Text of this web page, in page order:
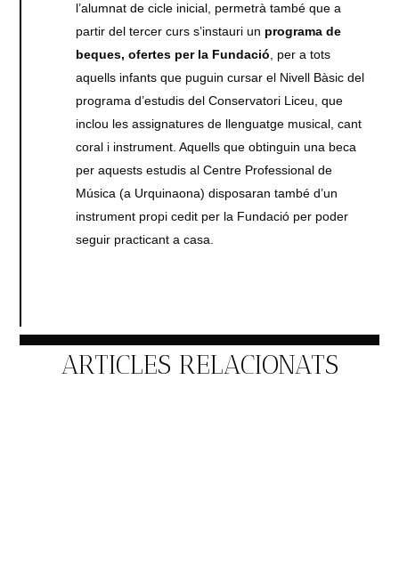
l’alumnat de cicle inicial, permetrà també que a
partir del tercer curs s’instauri un programa de
beques, ofertes per la Fundació, per a tots
aquells infants que puguin cursar el Nivell Bàsic del
programa d’estudis del Conservatori Liceu, que
inclou les assignatures de llenguatge musical, cant
coral i instrument. Aquells que obtinguin una beca
per aquests estudis al Centre Professional de
Música (a Urquinaona) disposaran també d’un
instrument propi cedit per la Fundació per poder
seguir practicant a casa.
ARTICLES RELACIONATS